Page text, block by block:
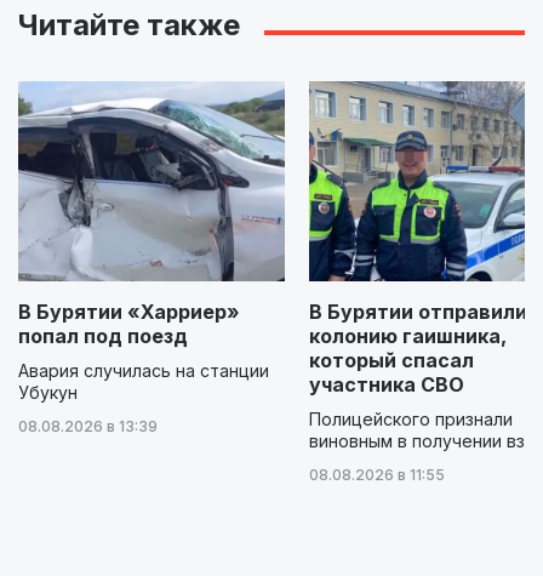
Читайте также
В Бурятии «Харриер»
попал под поезд
Авария случилась на станции
Убукун
08.08.2026 в 13:39
В Бурятии отправили в
колонию гаишника,
который спасал
участника СВО
Полицейского признали
виновным в получении
08.08.2026 в 11:55